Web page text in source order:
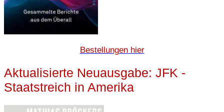
Bestellungen hier
Aktualisierte Neuausgabe: JFK -
Staatstreich in Amerika